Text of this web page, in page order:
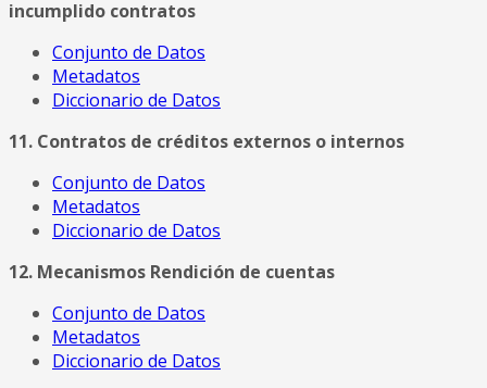
incumplido contratos
Conjunto de Datos
Metadatos
Diccionario de Datos
11. Contratos de créditos externos o internos
Conjunto de Datos
Metadatos
Diccionario de Datos
12. Mecanismos Rendición de cuentas
Conjunto de Datos
Metadatos
Diccionario de Datos